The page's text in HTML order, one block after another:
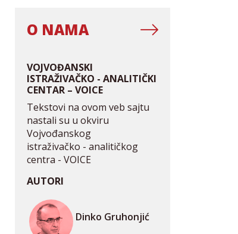
O NAMA
VOJVOĐANSKI
ISTRAŽIVAČKO - ANALITIČKI
CENTAR – VOICE
Tekstovi na ovom veb sajtu
nastali su u okviru
Vojvođanskog
istraživačko - analitičkog
centra - VOICE
AUTORI
Dinko Gruhonjić